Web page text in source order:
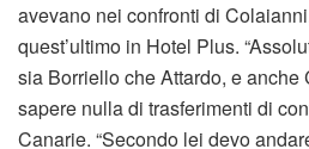
avevano nei confronti di
quest’ultimo in Hotel Plus.
sia Borriello che Attardo, e anche
sapere nulla di trasferimenti di
Canarie. “Secondo lei devo